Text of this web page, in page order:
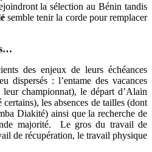
la sélection au Bénin tandis
semble tenir la corde pour remplacer
des enjeux de leurs échéances
dispersés : l’entame des vacances
championnat), le départ d’Alain
les absences de tailles (dont
Diakité) ainsi que la recherche de
majorité. Le gros du travail de
de récupération, le travail physique